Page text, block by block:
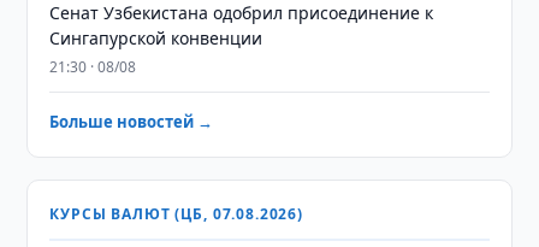
Сенат Узбекистана одобрил присоединение к
Сингапурской конвенции
21:30 · 08/08
Больше новостей →
КУРСЫ ВАЛЮТ (ЦБ, 07.08.2026)